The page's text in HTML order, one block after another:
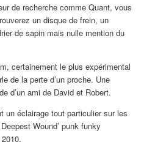
de recherche comme Quant, vous
un disque de frein, un
de sapin mais nulle mention du
certainement le plus expérimental
de la perte d’un proche. Une
d’un ami de David et Robert.
un éclairage tout particulier sur les
Wound’ punk funky